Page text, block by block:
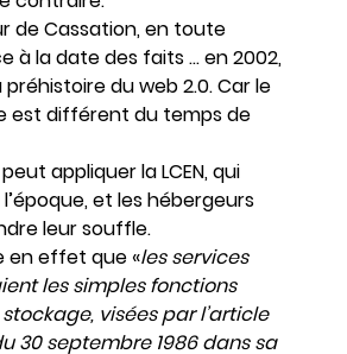
de Cassation, en toute
à la date des faits … en 2002,
du web 2.0. Car le
est différent du temps de
appliquer la LCEN, qui
et les hébergeurs
leur souffle.
en effet que «les services
les simples fonctions
visées par l’article
30 septembre 1986 dans sa